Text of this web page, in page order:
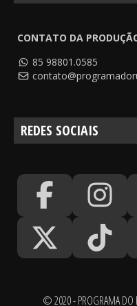
CONTATO DA
85 98801.0585
REDES SOCIAIS
© 2020 - PROGRAMA DO